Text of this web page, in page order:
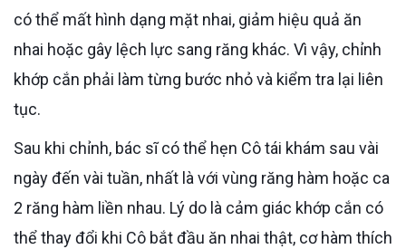
có thể mất hình dạng mặt nhai, giảm hiệu quả ăn
nhai hoặc gây lệch lực sang răng khác. Vì vậy, chỉnh
khớp cắn phải làm từng bước nhỏ và kiểm tra lại liên
tục.
Sau khi chỉnh, bác sĩ có thể hẹn Cô tái khám sau vài
ngày đến vài tuần, nhất là với vùng răng hàm hoặc ca
2 răng hàm liền nhau. Lý do là cảm giác khớp cắn có
thể thay đổi khi Cô bắt đầu ăn nhai thật, cơ hàm thích